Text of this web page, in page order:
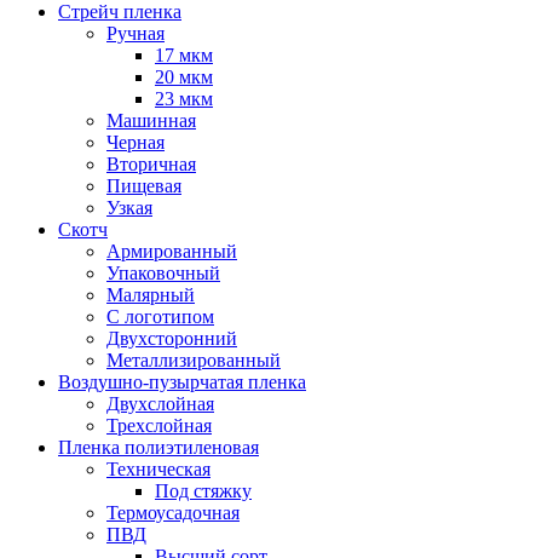
Стрейч пленка
Ручная
17 мкм
20 мкм
23 мкм
Машинная
Черная
Вторичная
Пищевая
Узкая
Скотч
Армированный
Упаковочный
Малярный
С логотипом
Двухсторонний
Металлизированный
Воздушно-пузырчатая пленка
Двухслойная
Трехслойная
Пленка полиэтиленовая
Техническая
Под стяжку
Термоусадочная
ПВД